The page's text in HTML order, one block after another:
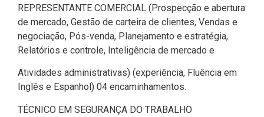
REPRESENTANTE COMERCIAL (Prospecção e abertura
de mercado, Gestão de carteira de clientes, Vendas e
negociação, Pós-venda, Planejamento e estratégia,
Relatórios e controle, Inteligência de mercado e
Atividades administrativas) (experiência, Fluência em
Inglês e Espanhol) 04 encaminhamentos.
TÉCNICO EM SEGURANÇA DO TRABALHO